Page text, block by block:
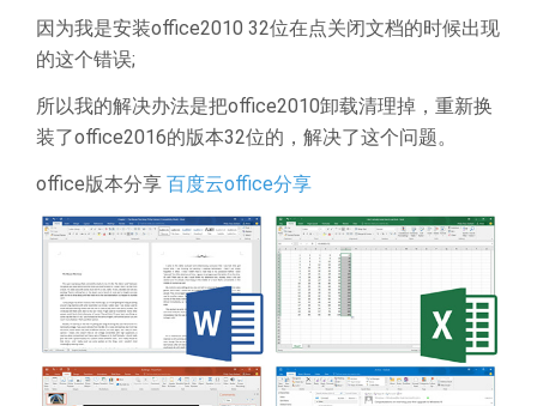
因为我是安装office2010 32位在点关闭文档的时候出现
的这个错误;
所以我的解决办法是把office2010卸载清理掉，重新换
装了office2016的版本32位的，解决了这个问题。
office版本分享 百度云office分享